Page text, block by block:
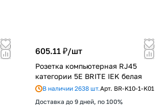
605.11 ₽/шт
Розетка компьютерная RJ45
категории 5E BRITE IEK белая
В наличии 2638 шт.Арт. BR-K10-1-K01
Доставка до 9 дней, по 100%